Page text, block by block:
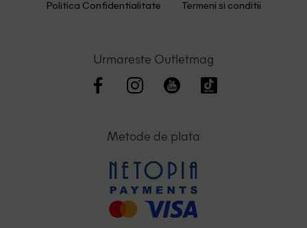
Politica Confidentialitate Termeni si conditii
Urmareste Outletmag
Metode de plata